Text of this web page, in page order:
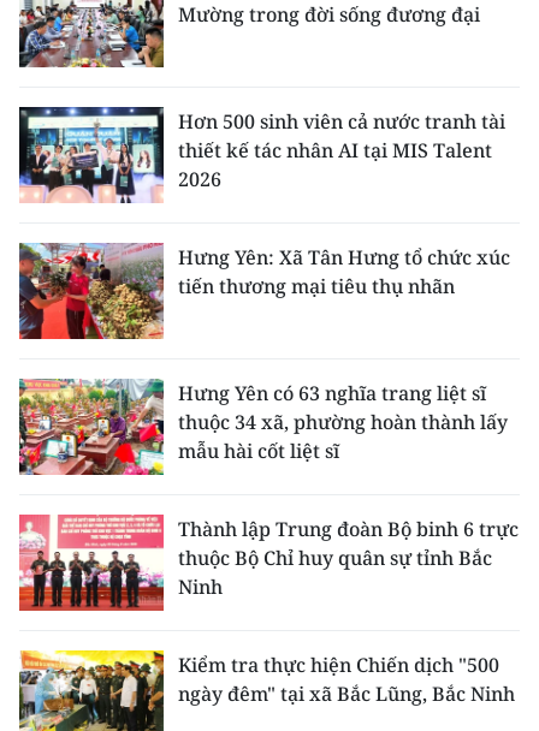
Mường trong đời sống đương đại
Hơn 500 sinh viên cả nước tranh tài
thiết kế tác nhân AI tại MIS Talent
2026
Hưng Yên: Xã Tân Hưng tổ chức xúc
tiến thương mại tiêu thụ nhãn
Hưng Yên có 63 nghĩa trang liệt sĩ
thuộc 34 xã, phường hoàn thành lấy
mẫu hài cốt liệt sĩ
Thành lập Trung đoàn Bộ binh 6 trực
thuộc Bộ Chỉ huy quân sự tỉnh Bắc
Ninh
Kiểm tra thực hiện Chiến dịch "500
ngày đêm" tại xã Bắc Lũng, Bắc Ninh